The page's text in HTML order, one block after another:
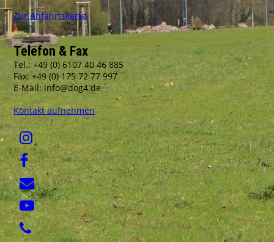
Zur Anfahrtskarte
Telefon & Fax
Tel.: +49 (0) 6107 40 46 885
Fax: +49 (0) 175 72 77 997
E-Mail: info@dog4.de
Kontakt aufnehmen